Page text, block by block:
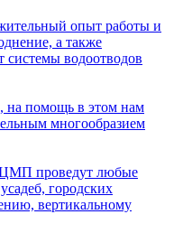
опыт работы и
а также
системы водоотводов
на помощь в этом нам
многообразием
проведут любые
городских
вертикальному